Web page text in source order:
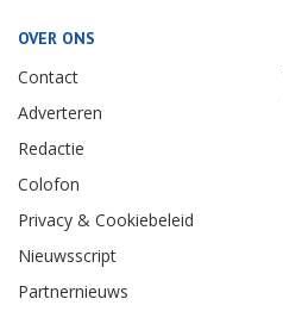
OVER ONS
Contact
Adverteren
Redactie
Colofon
Privacy & Cookiebeleid
Nieuwsscript
Partnernieuws